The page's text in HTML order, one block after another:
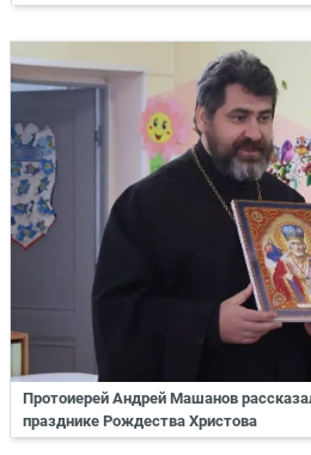
Протоиерей Андрей Машанов
празднике Рождества Христова